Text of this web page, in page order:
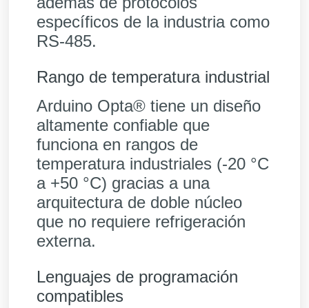
específicos de la industria como
RS-485.
Rango de temperatura industrial
Arduino Opta® tiene un diseño
altamente confiable que
funciona en rangos de
temperatura industriales (-20 °C
a +50 °C) gracias a una
arquitectura de doble núcleo
que no requiere refrigeración
externa.
Lenguajes de programación
compatibles